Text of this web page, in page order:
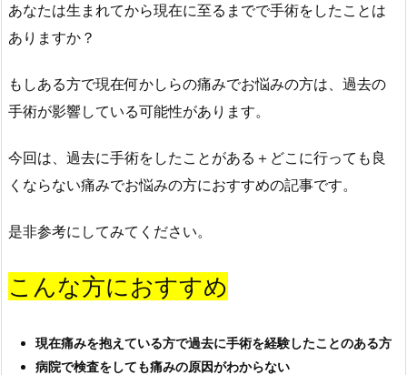
あなたは生まれてから現在に至るまでで手術をしたことは
ありますか？
もしある方で現在何かしらの痛みでお悩みの方は、過去の
手術が影響している可能性があります。
今回は、過去に手術をしたことがある＋どこに行っても良
くならない痛みでお悩みの方におすすめの記事です。
是非参考にしてみてください。
こんな方におすすめ
現在痛みを抱えている方で過去に手術を経験したことのある方
病院で検査をしても痛みの原因がわからない